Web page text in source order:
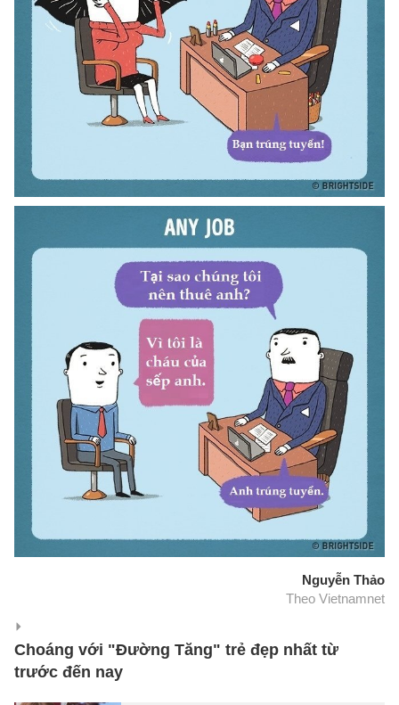
Nguyễn Thảo
Theo Vietnamnet
Choáng với "Đường Tăng" trẻ đẹp nhất từ
trước đến nay